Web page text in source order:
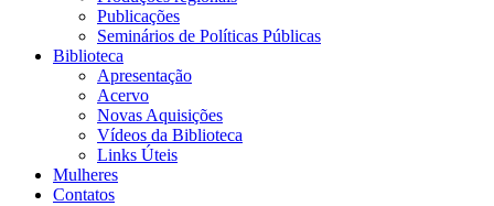
Publicações
Seminários de Políticas Públicas
Biblioteca
Apresentação
Acervo
Novas Aquisições
Vídeos da Biblioteca
Links Úteis
Mulheres
Contatos